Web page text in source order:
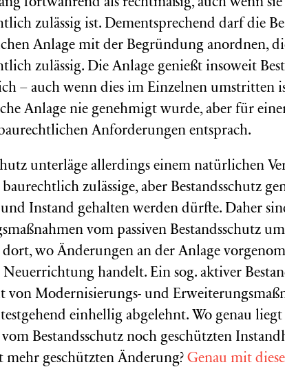
fortwährend als rechtmäßig, auch wenn
zulässig ist. Dementsprechend darf die
Anlage mit der Begründung anordnen,
zulässig. Die Anlage genießt insoweit
– auch wenn dies im Einzelnen umstritten
Anlage nie genehmigt wurde, aber für
Anforderungen entsprach.
unterläge allerdings einem natürlichen
zulässige, aber Bestandsschutz
Instand gehalten werden dürfte. Daher
vom passiven Bestandsschutz
wo Änderungen an der Anlage
Neuerrichtung handelt. Ein sog. aktiver
von Modernisierungs- und
einhellig abgelehnt. Wo genau liegt
Bestandsschutz noch geschützten
geschützten Änderung? Genau mit